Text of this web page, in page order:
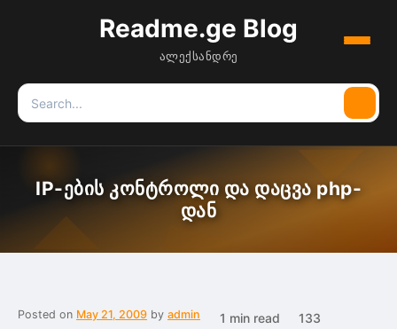
Readme.ge Blog
ალექსანდრე
Menu
Search
for:
IP-ების კონტროლი და დაცვა php-
დან
Posted on May 21, 2009 by admin 1 min read 133